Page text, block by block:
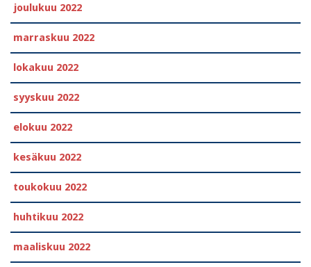
joulukuu 2022
marraskuu 2022
lokakuu 2022
syyskuu 2022
elokuu 2022
kesäkuu 2022
toukokuu 2022
huhtikuu 2022
maaliskuu 2022